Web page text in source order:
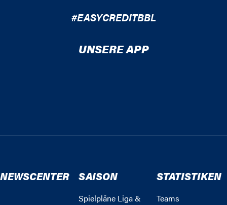
#EASYCREDITBBL
UNSERE APP
NEWSCENTER SAISON
Spielpläne Liga &
STATISTIKEN
Teams